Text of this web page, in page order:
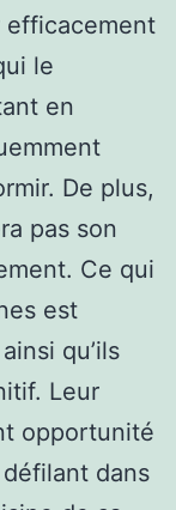
efficacement
le
en
De plus,
pas son
Ce qui
est
qu’ils
Leur
opportunité
dans